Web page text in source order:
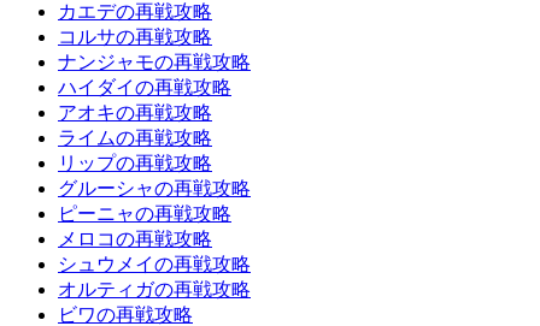
カエデの再戦攻略
コルサの再戦攻略
ナンジャモの再戦攻略
ハイダイの再戦攻略
アオキの再戦攻略
ライムの再戦攻略
リップの再戦攻略
グルーシャの再戦攻略
ピーニャの再戦攻略
メロコの再戦攻略
シュウメイの再戦攻略
オルティガの再戦攻略
ビワの再戦攻略